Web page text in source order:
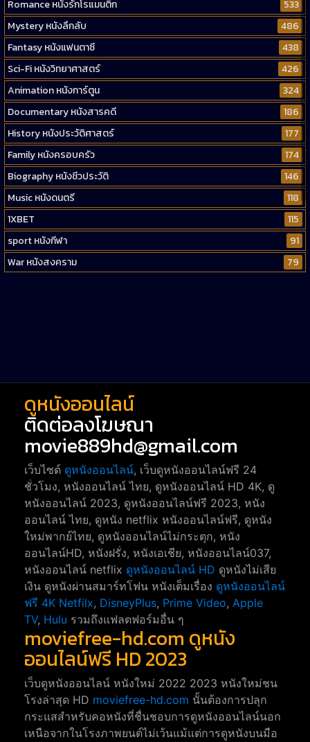
Romance หนังรักโรแมนติก
533
Mystery หนังลึกลับ
486
Fantasy หนังแฟนตาซี
438
Sci-Fi หนังวิทยาศาสตร์
426
Animation หนังการ์ตูน
324
Documentary หนังสารคดี
186
History หนังประวัติศาสตร์
177
Family หนังครอบครัว
174
Biography หนังชีวประวัติ
146
Music หนังดนตรี
118
1XBET
115
sport หนังกีฬา
91
War หนังสงคราม
79
ดูหนังออนไลน์
ติดต่อลงโฆษณา
movie889hd@gmail.com
เว็บไซต์ ดูหนังออนไลน์, เว็บดูหนังออนไลน์ฟรี 24
ชั่วโมง, หนังออนไลน์ ไทย, ดูหนังออนไลน์ HD 4K, ดู
หนังออนไลน์ 2023, ดูหนังออนไลน์ฟรี 2023, หนัง
ออนไลน์ ไทย, ดูหนัง netflix หนังออนไลน์ฟรี, ดูหนัง
ใหม่พากย์ไทย, ดูหนังออนไลน์ไม่กระตุก, หนัง
ออนไลน์HD, หนังฝรั่ง, หนังเอเชีย, หนังออนไลน์037,
หนังออนไลน์ netflix ดูหนังออนไลน์ HD ดูหนังไม่เสีย
เงิน ดูหนังผ่านสมาร์ทโฟน หนังเต็มเรื่อง ดูหนังออนไลน์
ฟรี 4K Netfilx, DisneyPlus, Prime Video, Apple
TV, Hulu รวมถึงแฟลตฟอร์มอื่น ๆ
moviefree-hd.com ดูหนัง
ออนไลน์ฟรี HD 2023
เว็บดูหนังออนไลน์ หนังใหม่ 2022 2023 หนังใหม่ชน
โรงล่าสุด HD moviefree-hd.com นั้นต้องการปลุก
กระแสสำหรับคอหนังที่ชื่นชอบการดูหนังออนไลน์นอก
เหนือจากในโรงภาพยนต์ไม่เว้นแม้แต่การดูหนังบนมือ